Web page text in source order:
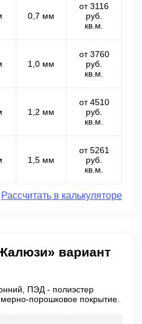
0,7 мм
от 3116
руб.
кв.м.
1,0 мм
от 3760
руб.
кв.м.
1,2 мм
от 4510
руб.
кв.м.
1,5 мм
от 5261
руб.
кв.м.
Рассчитать в калькуляторе
вариант
ПЭД - полиэстер
порошковое покрытие.